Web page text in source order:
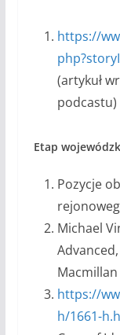
https://
(artykuł
podcastu)
Etap
Pozycje
Michael
Macmillan
https://
h/1661-